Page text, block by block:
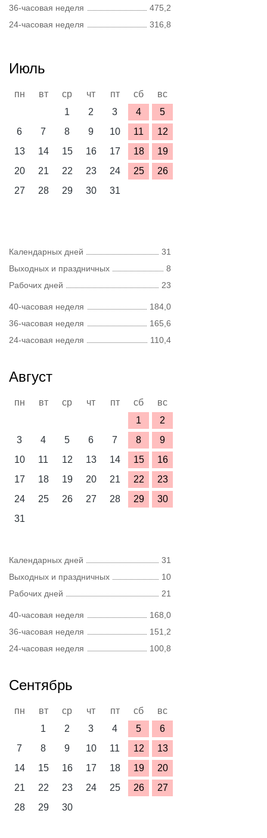
36-часовая неделя
475,2
24-часовая неделя
316,8
Июль
пн вт ср чт пт сб
вс
1
2 3 4
5
6
7 8 9 10 11
12
13
14 15 16 17 18
19
20
21 22 23 24 25
26
27
28 29 30 31
Календарных дней
31
Выходных и праздничных
8
Рабочих дней
23
40-часовая неделя
184,0
36-часовая неделя
165,6
24-часовая неделя
110,4
Август
пн вт ср чт пт сб
вс
1
2
3
4 5 6 7 8
9
10
11 12 13 14 15
16
17
18 19 20 21 22
23
24
25 26 27 28 29
30
31
Календарных дней
31
Выходных и праздничных
10
Рабочих дней
21
40-часовая неделя
168,0
36-часовая неделя
151,2
24-часовая неделя
100,8
Сентябрь
пн вт ср чт пт сб
вс
1
2 3 4 5
6
7
8 9 10 11 12
13
14
15 16 17 18 19
20
21
22 23 24 25 26
27
28
29 30